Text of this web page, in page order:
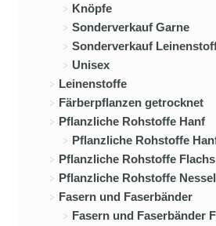
Knöpfe
Sonderverkauf Garne
Sonderverkauf
Unisex
Leinenstoffe
Färberpflanzen getrocknet
Pflanzliche Rohstoffe Hanf
Pflanzliche Rohstoffe
Pflanzliche Rohstoffe Flachs
Pflanzliche Rohstoffe
Fasern und Faserbänder
Fasern und Faserbänder